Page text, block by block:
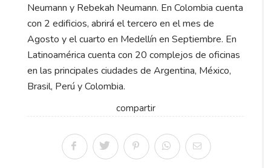
Neumann y Rebekah Neumann. En Colombia cuenta
con 2 edificios, abrirá el tercero en el mes de
Agosto y el cuarto en Medellín en Septiembre. En
Latinoamérica cuenta con 20 complejos de oficinas
en las principales ciudades de Argentina, México,
Brasil, Perú y Colombia.
compartir